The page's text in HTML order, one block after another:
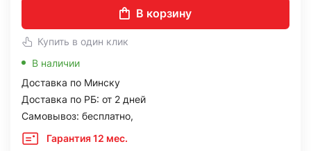
В корзину
Купить в один клик
В наличии
Доставка по Минску
Доставка по РБ: от 2 дней
Самовывоз: бесплатно,
Гарантия 12 мес.